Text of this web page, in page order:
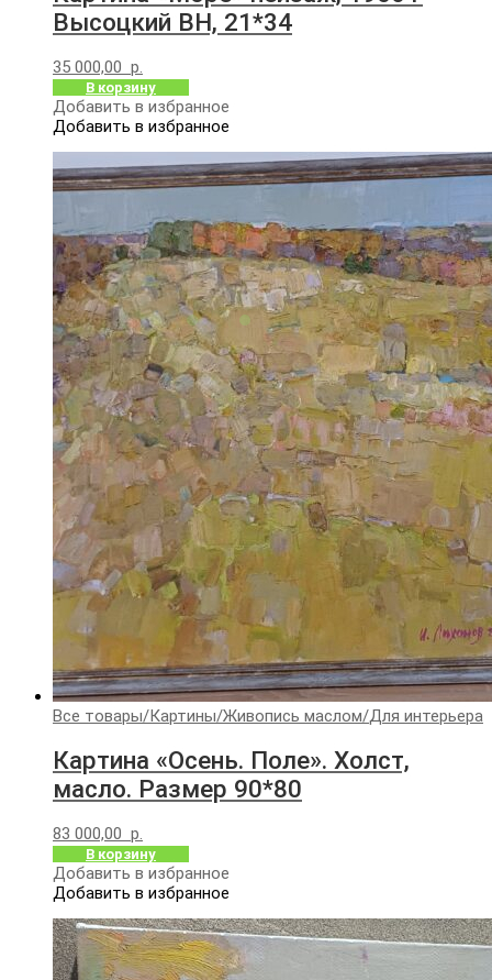
Высоцкий ВН, 21*34
35 000,00 р.
В корзину
Добавить в избранное
Добавить в избранное
Все товары/Картины/Живопись маслом/Для интерьера
Картина «Осень. Поле». Холст,
масло. Размер 90*80
83 000,00 р.
В корзину
Добавить в избранное
Добавить в избранное